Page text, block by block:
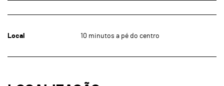
Local 10 minutos a pé do centro